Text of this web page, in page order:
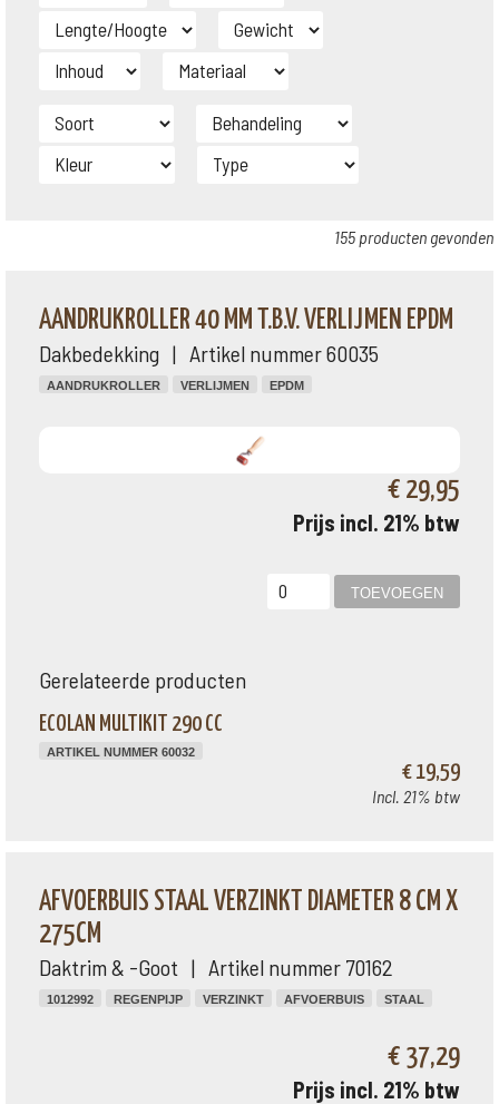
155 producten gevonden
AANDRUKROLLER 40 MM T.B.V. VERLIJMEN EPDM
Dakbedekking | Artikel nummer 60035
AANDRUKROLLER VERLIJMEN EPDM
€ 29,95
Prijs incl. 21% btw
Gerelateerde producten
ECOLAN MULTIKIT 290 CC
ARTIKEL NUMMER 60032
€ 19,59
Incl. 21% btw
AFVOERBUIS STAAL VERZINKT DIAMETER 8 CM X
275CM
Daktrim & -Goot | Artikel nummer 70162
1012992 REGENPIJP VERZINKT AFVOERBUIS STAAL
€ 37,29
Prijs incl. 21% btw